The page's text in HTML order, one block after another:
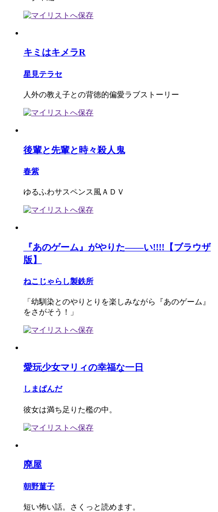
キミはキメラR
星見テラセ
人外の教え子との背徳的偏愛ラブストーリー
後輩と先輩と時々殺人鬼
春紫
ゆるふわサスペンス風ＡＤＶ
『あのゲーム』がやりた――い!!!!【ブラウザ
版】
ねこじゃらし製鉄所
「幼馴染とのやりとりを楽しみながら『あのゲーム』
をさがそう！」
愛玩少女マリィの幸福な一日
しまぱんだ
彼女は満ち足りた檻の中。
廃屋
朝野菫子
短い怖い話。さくっと読めます。